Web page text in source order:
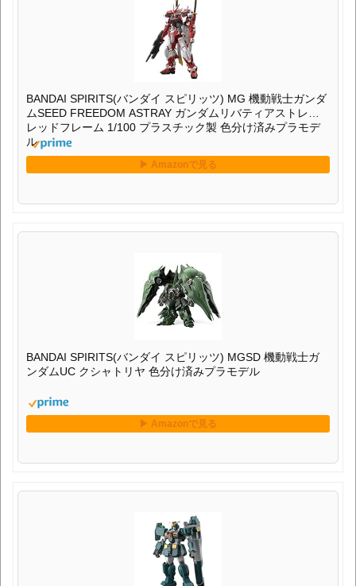
BANDAI SPIRITS(バンダイ スピリッツ) MG 機動戦士ガンダ
ムSEED FREEDOM ASTRAY ガンダムリバティアストレイ
レッドフレーム 1/100 プラスチック製 色分け済みプラモデ
ル
BANDAI SPIRITS(バンダイ スピリッツ) MGSD 機動戦士ガ
ンダムUC クシャトリヤ 色分け済みプラモデル